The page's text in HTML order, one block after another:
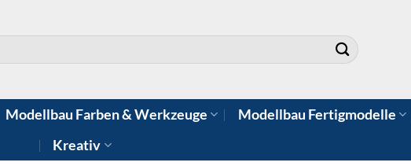
Modellbau Farben & Werkzeuge Modellbau Fertigmodelle
Kreativ